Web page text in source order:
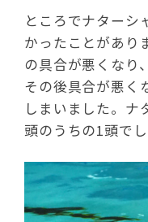
ところでナターシ
かったことがあり
の具合が悪くなり
その後具合が悪く
しまいました。ナ
頭のうちの1頭でし